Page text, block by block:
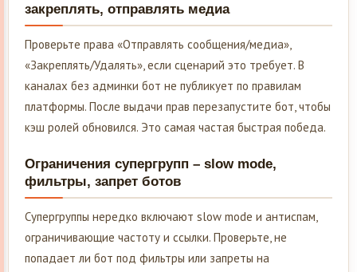
закреплять, отправлять медиа
Проверьте права «Отправлять сообщения/медиа»,
«Закреплять/Удалять», если сценарий это требует. В
каналах без админки бот не публикует по правилам
платформы. После выдачи прав перезапустите бот, чтобы
кэш ролей обновился. Это самая частая быстрая победа.
Ограничения супергрупп – slow mode,
фильтры, запрет ботов
Супергруппы нередко включают slow mode и антиспам,
ограничивающие частоту и ссылки. Проверьте, не
попадает ли бот под фильтры или запреты на